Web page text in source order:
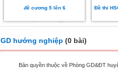
đề cương 5 lên 6
Đề thi
GD hướng nghiệp (0 bài)
Bản quyền thuộc về Phòng GD&ĐT